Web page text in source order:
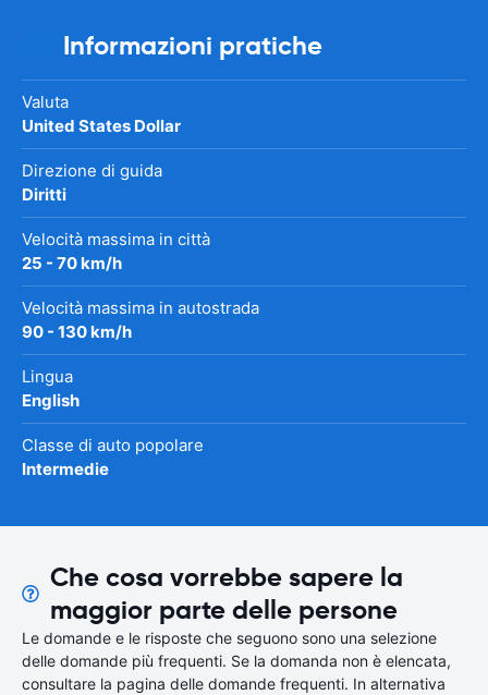
Informazioni pratiche
Valuta
United States Dollar
Direzione di guida
Diritti
Velocità massima in città
25 - 70 km/h
Velocità massima in autostrada
90 - 130 km/h
Lingua
English
Classe di auto popolare
Intermedie
Che cosa vorrebbe sapere la
maggior parte delle persone
Le domande e le risposte che seguono sono una selezione
delle domande più frequenti. Se la domanda non è elencata,
consultare la pagina delle domande frequenti. In alternativa